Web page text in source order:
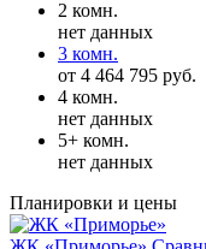
2 комн.
нет данных
3 комн.
от 4 464 795 руб.
4 комн.
нет данных
5+ комн.
нет данных
Планировки и цены